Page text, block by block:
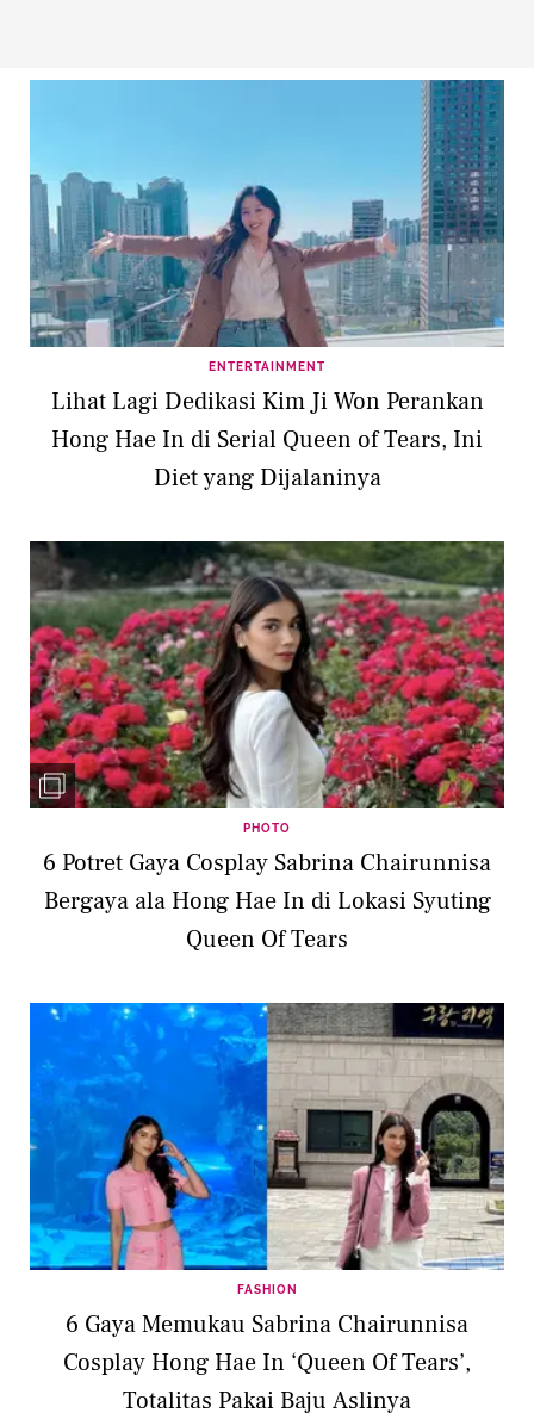
ENTERTAINMENT
Lihat Lagi Dedikasi Kim Ji Won Perankan
Hong Hae In di Serial Queen of Tears, Ini
Diet yang Dijalaninya
PHOTO
6 Potret Gaya Cosplay Sabrina Chairunnisa
Bergaya ala Hong Hae In di Lokasi Syuting
Queen Of Tears
FASHION
6 Gaya Memukau Sabrina Chairunnisa
Cosplay Hong Hae In ‘Queen Of Tears’,
Totalitas Pakai Baju Aslinya